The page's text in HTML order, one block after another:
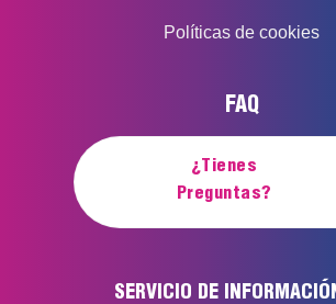
Políticas de cookies
FAQ
¿Tienes
Preguntas?
SERVICIO DE